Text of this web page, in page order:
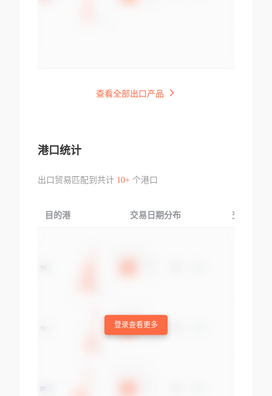
查看全部出口产品
港口统计
出口贸易匹配到共计 10+个港口
目的港 交易日期分布 交易产品
登录查看更多